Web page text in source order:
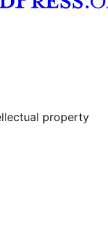
property